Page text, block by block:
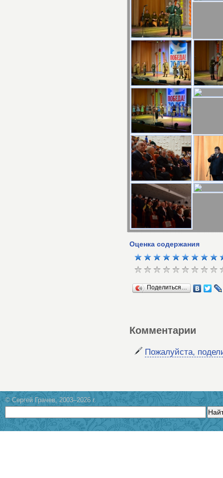
Оценка содержания
Поделиться…
Комментарии
Пожалуйста,
© Сергей Грачев, 2003–2026 г.